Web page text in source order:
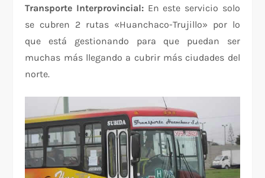
Transporte Interprovincial: En este servicio solo
se cubren 2 rutas «Huanchaco-Trujillo» por lo
que está gestionando para que puedan ser
muchas más llegando a cubrir más ciudades del
norte.